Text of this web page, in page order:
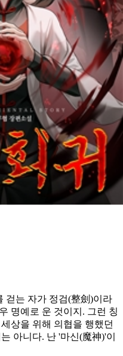
걷는 자가 정검(整劍)이라
명예로 운 것이지. 그런 칭
상을 위해 의협을 행했던
아니다. 난 '마신(魔神)'이